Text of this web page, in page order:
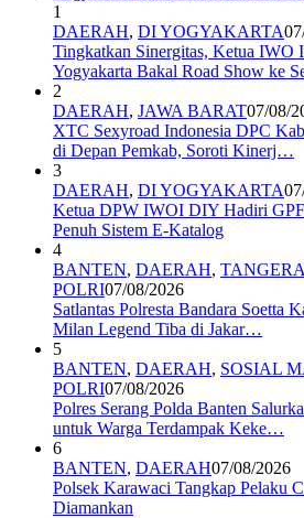
1
DAERAH, DI YOGYAKARTA
Tingkatkan Sinergitas, Ketua IWO
Yogyakarta Bakal Road Show ke
2
DAERAH, JAWA BARAT07/08/
XTC Sexyroad Indonesia DPC
di Depan Pemkab, Soroti Kinerj…
3
DAERAH, DI YOGYAKARTA
Ketua DPW IWOI DIY Hadiri
Penuh Sistem E-Katalog
4
BANTEN, DAERAH,
POLRI07/08/2026
Satlantas Polresta Bandara Soetta
Milan Legend Tiba di Jakar…
5
BANTEN, DAERAH, SOSIAL
POLRI07/08/2026
Polres Serang Polda Banten
untuk Warga Terdampak Keke…
6
BANTEN, DAERAH07/08/2026
Polsek Karawaci Tangkap Pelaku
Diamankan